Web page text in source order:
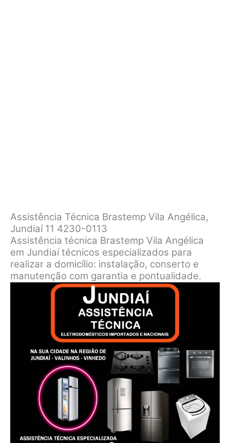
Assistência Técnica Brastemp Vila Angélica,
Jundiaí 11 4230-0113
Assistência técnica Brastemp Vila Angélica
em Jundiaí técnicos especializados para
realizar a domicílio: instalação, conserto e
manutenção com garantia e pontualidade.